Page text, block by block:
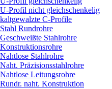
U-Profil nicht gleichschenkelig
kaltgewalzte C-Profile
Stahl Rundrohre
Geschweißte Stahlrohre
Konstruktionsrohre
Nahtlose Stahlrohre
Naht. Präzisionsstahlrohre
Nahtlose Leitungsrohre
Rundr. naht. Konstruktion